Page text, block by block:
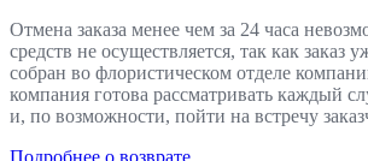
Отмена заказа менее чем за 24 часа
средств не осуществляется, так как заказ
собран во флористическом отделе
компания готова рассматривать каждый
и, по возможности, пойти на встречу
Подробнее о возврате